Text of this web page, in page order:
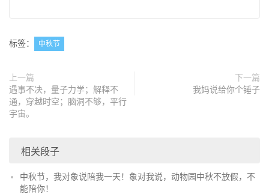
标签： 中秋节
上一篇
遇事不决，量子力学；解释不
通，穿越时空；脑洞不够，平行
宇宙。
下一篇
我妈说给你个锤子
相关段子
中秋节，我对象说陪我一天！象对我说，动物园中秋不放假，不
能陪你！